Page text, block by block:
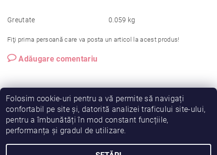
Greutate 0.059 kg
Fiţi prima persoană care va posta un articol la acest produs!
Adăugare comentariu
Vreau să fiu partener! Termeni și condiții
Prelucrarea datelor
Folosim cookie-uri pentru a vă permite să navigați
confortabil pe site și, datorită analizei traficului site-ului,
pentru a îmbunătăți în mod constant funcțiile,
performanța și gradul de utilizare.